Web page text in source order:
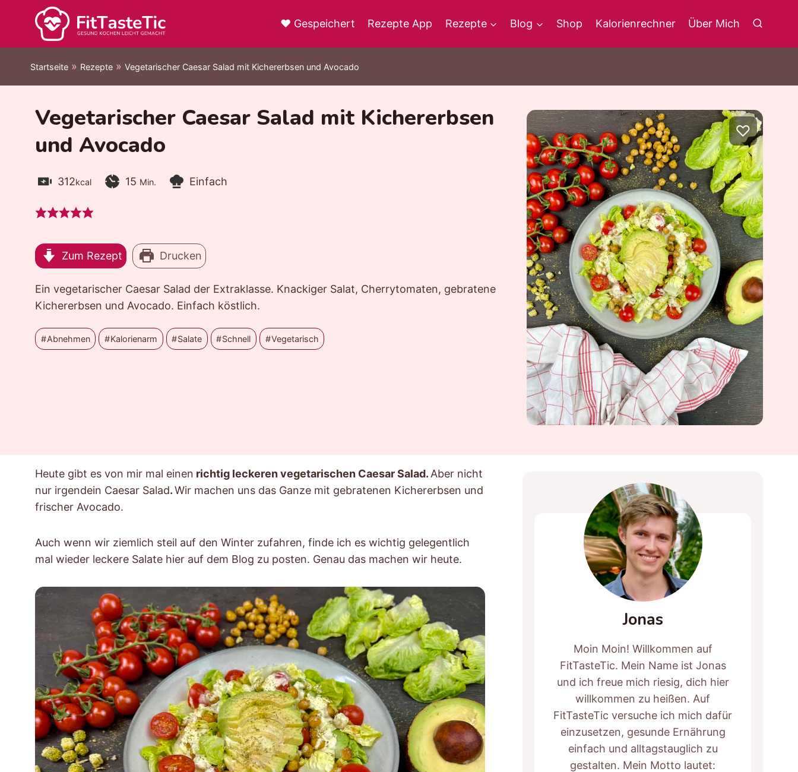
springen
♥ Gespeichert Rezepte App Rezepte Blog Shop Kalorienrechner Über Mich
Startseite » Rezepte » Vegetarischer Caesar Salad mit Kichererbsen und Avocado
Vegetarischer Caesar Salad mit Kichererbsen
und Avocado
Kalorien:
312kcal Zubereitungszeit:
15Minuten
Min. Level:
Einfach
♡
Zum Rezept Drucken
Ein vegetarischer Caesar Salad der Extraklasse. Knackiger Salat, Cherrytomaten, gebratene
Kichererbsen und Avocado. Einfach köstlich.
Abnehmen Kalorienarm Salate Schnell Vegetarisch
Heute gibt es von mir mal einen richtig leckeren vegetarischen Caesar Salad. Aber nicht
nur irgendein Caesar Salad.Wir machen uns das Ganze mit gebratenen Kichererbsen und
frischer Avocado.
Auch wenn wir ziemlich steil auf den Winter zufahren, finde ich es wichtig gelegentlich
mal wieder leckere Salate hier auf dem Blog zu posten. Genau das machen wir heute.
Jonas
Moin Moin! Willkommen auf
FitTasteTic. Mein Name ist Jonas
und ich freue mich riesig, dich hier
willkommen zu heißen. Auf
FitTasteTic versuche ich mich dafür
einzusetzen, gesunde Ernährung
einfach und alltagstauglich zu
gestalten. Mein Motto lautet: